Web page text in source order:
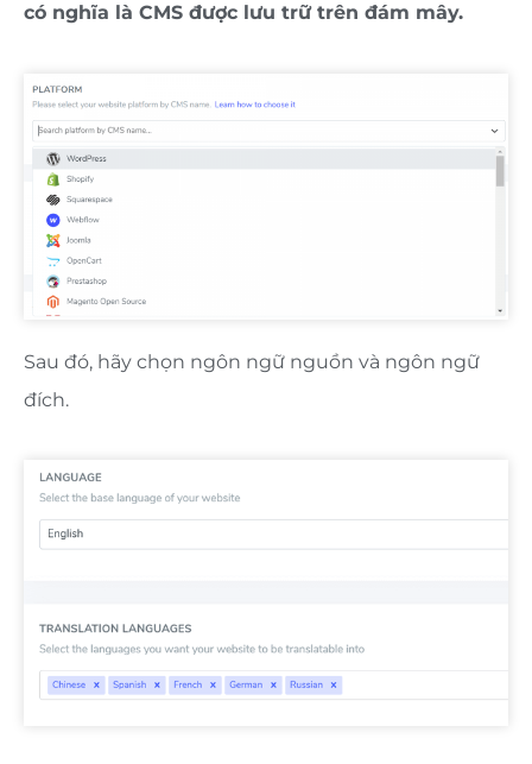
có nghĩa là CMS được lưu trữ trên đám mây.
Sau đó, hãy chọn ngôn ngữ nguồn và ngôn ngữ
đích.